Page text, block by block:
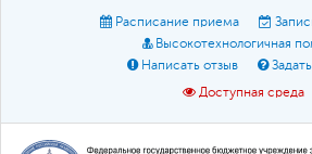
Расписание приема
Высокотехнологичная
Написать отзыв
Доступная среда